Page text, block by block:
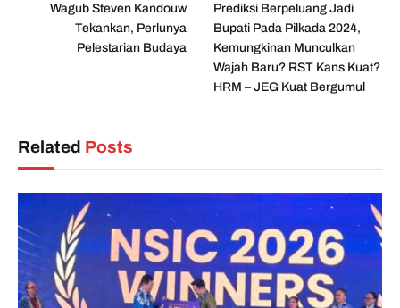
Wagub Steven Kandouw
Tekankan, Perlunya
Pelestarian Budaya
Prediksi Berpeluang Jadi
Bupati Pada Pilkada 2024,
Kemungkinan Munculkan
Wajah Baru? RST Kans Kuat?
HRM – JEG Kuat Bergumul
Related Posts